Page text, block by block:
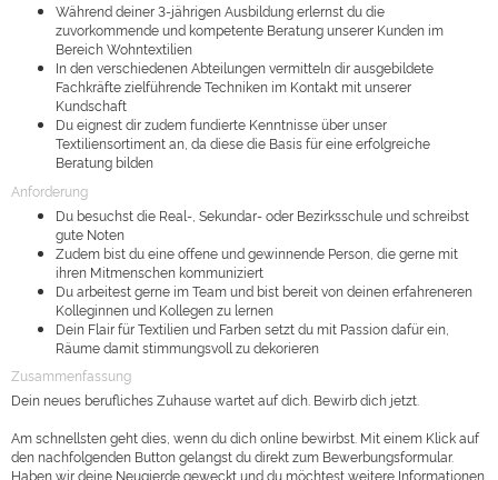
Während deiner 3-jährigen Ausbildung erlernst du die
zuvorkommende und kompetente Beratung unserer Kunden im
Bereich Wohntextilien
In den verschiedenen Abteilungen vermitteln dir ausgebildete
Fachkräfte zielführende Techniken im Kontakt mit unserer
Kundschaft
Du eignest dir zudem fundierte Kenntnisse über unser
Textiliensortiment an, da diese die Basis für eine erfolgreiche
Beratung bilden
Anforderung
Du besuchst die Real-, Sekundar- oder Bezirksschule und schreibst
gute Noten
Zudem bist du eine offene und gewinnende Person, die gerne mit
ihren Mitmenschen kommuniziert
Du arbeitest gerne im Team und bist bereit von deinen erfahreneren
Kolleginnen und Kollegen zu lernen
Dein Flair für Textilien und Farben setzt du mit Passion dafür ein,
Räume damit stimmungsvoll zu dekorieren
Zusammenfassung
Dein neues berufliches Zuhause wartet auf dich. Bewirb dich jetzt.
Am schnellsten geht dies, wenn du dich online bewirbst. Mit einem Klick auf
den nachfolgenden Button gelangst du direkt zum Bewerbungsformular.
Haben wir deine Neugierde geweckt und du möchtest weitere Informationen